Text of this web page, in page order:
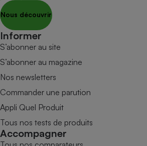
Nous découvrir
Informer
S’abonner au site
S’abonner au magazine
Nos newsletters
Commander une parution
Appli Quel Produit
Tous nos tests de produits
Accompagner